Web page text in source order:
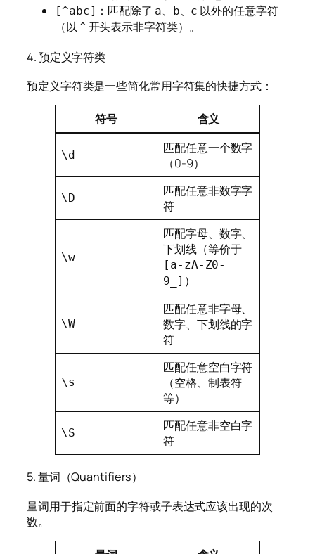
[^abc] ：匹配除了 a、 b、 c 以外的任意字符
（以 ^ 开头表示非字符类）。
4. 预定义字符类
预定义字符类是一些简化常用字符集的快捷方式：
符号 含义
\d
匹配任意一个数字
（0-9）
\D
匹配任意非数字字
符
\w
匹配字母、数字、
下划线（等价于
[a-zA-Z0-
9_] ）
\W
匹配任意非字母、
数字、下划线的字
符
\s
匹配任意空白字符
（空格、制表符
等）
\S
匹配任意非空白字
符
5. 量词（Quantifiers）
量词用于指定前面的字符或子表达式应该出现的次
数。